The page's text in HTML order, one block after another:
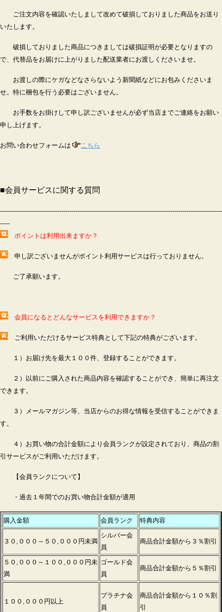
ご注文内容を確認いたしまして改めて破損しておりました商品をお送り
いたします。
破損しておりました商品につきましては破損証明が必要となりますの
で、代替品をお届けに上がりました配送業者にお渡しくださいませ。
お渡しの際にケガなどなさらないよう新聞紙などにお包みくださいま
せ。特に梱包を行う必要はございません。
お手数をお掛けして申し訳ございませんが必ず当店までご連絡をお願い
申し上げます。
お問い合わせフォームは こちら
■会員サービスに関する質問
----------------------------------------------------------------------------------------------------------------
-----
ポイントは利用出来ますか？
申し訳ございませんがポイント利用サービスは行っておりません。
ご了承願います。
会員になるとどんなサービスを利用できますか？
ご利用いただけるサービス特典として下記の特典がございます。
１）お届け先を最大１００件、登録することができます。
２）以前にご購入された商品内容を確認することができ、簡単に再注文
できます。
３）メールマガジン等、当店からのお得な情報を受信することができま
す。
４）お買い物の合計金額により会員ランクが設定されており、商品の割
引サービスがご利用いただけます。
【会員ランクについて】
・過去１年間でのお買い物合計金額が適用
購入金額 会員ランク 特典内容
３０,０００～５０,０００円未満
シルバー会
員
商品合計金額から３％割引
５０,０００～１００,０００円未
満
ゴールド会
員
商品合計金額から５％割引
１００,０００円以上
プラチナ会
員
商品合計金額から１０％割
引